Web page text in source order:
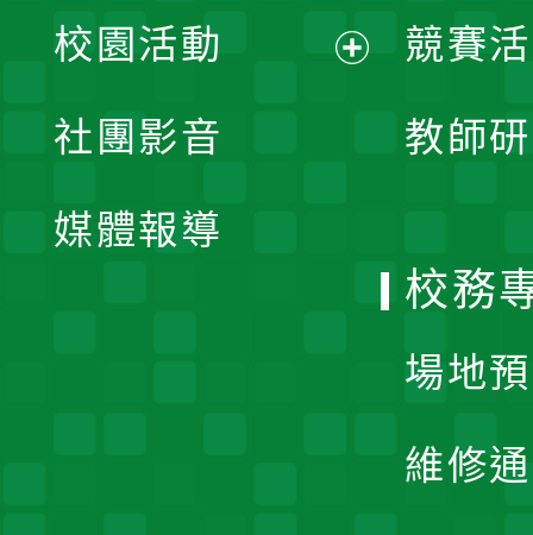
競賽
教師
開
校園活動
社團影音
媒體報導
校務
場地
維修